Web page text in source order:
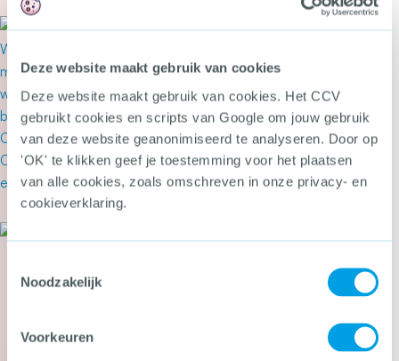
Deze website maakt gebruik van cookies
Deze website maakt gebruik van cookies. Het CCV
gebruikt cookies en scripts van Google om jouw gebruik
van deze website geanonimiseerd te analyseren. Door op
'OK' te klikken geef je toestemming voor het plaatsen
van alle cookies, zoals omschreven in onze privacy- en
cookieverklaring.
Noodzakelijk
Voorkeuren
2 juli 2026
voor impact
Meer over Nieuwe manager het CCV kiest
Meer over Nieuwe stichting helpt